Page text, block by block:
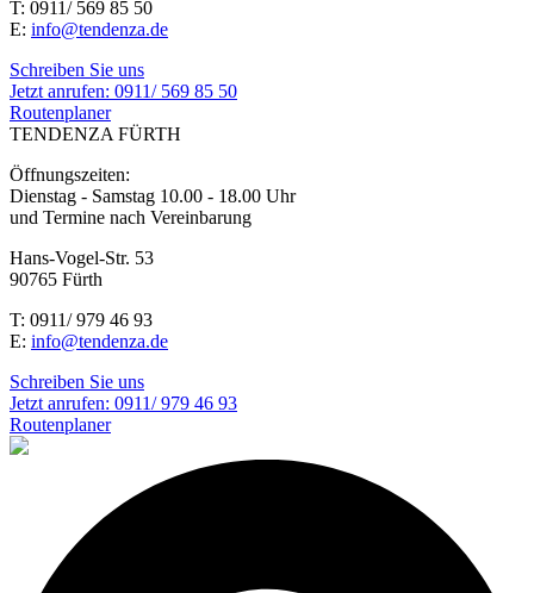
T: 0911/ 569 85 50
E: info@tendenza.de
Schreiben Sie uns
Jetzt anrufen: 0911/ 569 85 50
Routenplaner
TENDENZA FÜRTH
Öffnungszeiten:
Dienstag - Samstag 10.00 - 18.00 Uhr
und Termine nach Vereinbarung
Hans-Vogel-Str. 53
90765 Fürth
T: 0911/ 979 46 93
E: info@tendenza.de
Schreiben Sie uns
Jetzt anrufen: 0911/ 979 46 93
Routenplaner